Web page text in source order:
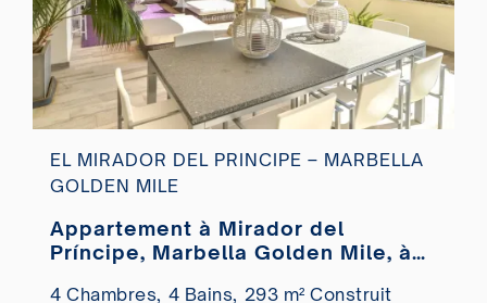
EL MIRADOR DEL PRINCIPE – MARBELLA
GOLDEN MILE
Appartement à Mirador del
Príncipe, Marbella Golden Mile, à
4 Chambres, 4 Bains, 293 m² Construit